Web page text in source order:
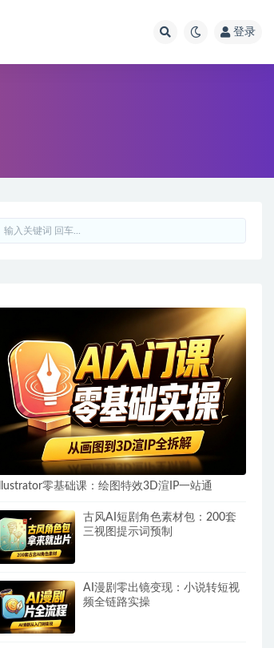
登录
Illustrator零基础课：绘图特效3D渲IP一站通
古风AI短剧角色素材包：200套
三视图提示词预制
AI漫剧零出镜变现：小说转短视
频全链路实操